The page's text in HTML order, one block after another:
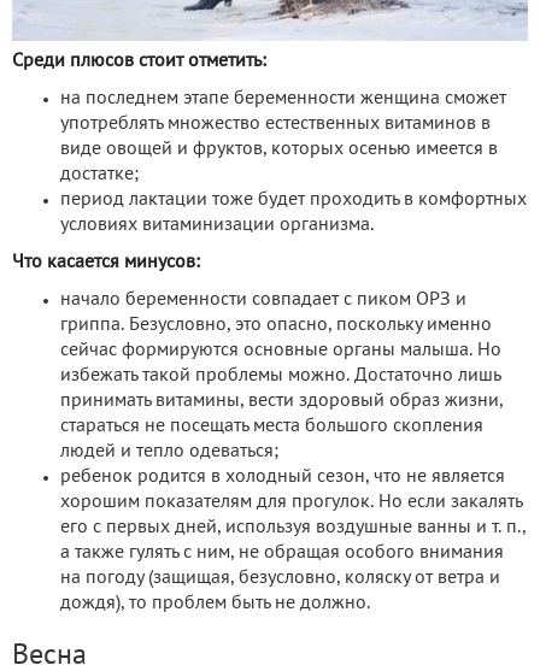
Среди плюсов стоит отметить:
на последнем этапе беременности женщина сможет
употреблять множество естественных витаминов в
виде овощей и фруктов, которых осенью имеется в
достатке;
период лактации тоже будет проходить в комфортных
условиях витаминизации организма.
Что касается минусов:
начало беременности совпадает с пиком ОРЗ и
гриппа. Безусловно, это опасно, поскольку именно
сейчас формируются основные органы малыша. Но
избежать такой проблемы можно. Достаточно лишь
принимать витамины, вести здоровый образ жизни,
стараться не посещать места большого скопления
людей и тепло одеваться;
ребенок родится в холодный сезон, что не является
хорошим показателям для прогулок. Но если закалять
его с первых дней, используя воздушные ванны и т. п.,
а также гулять с ним, не обращая особого внимания
на погоду (защищая, безусловно, коляску от ветра и
дождя), то проблем быть не должно.
Весна